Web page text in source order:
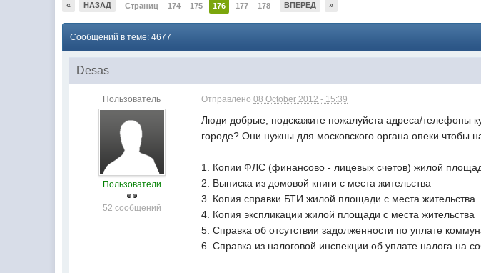
« НАЗАД Страниц 174 175 176 177 178 ВПЕРЕД »
Сообщений в теме: 4677
Desas
Пользователь
Пользователи
52 сообщений
Отправлено08 October 2012 - 15:39
Люди добрые, подскажите пожалуйста адреса/телефоны
городе? Они нужны для московского органа опеки чтобы
1. Копии ФЛC (финансово - лицевых счетов) жилой
2. Выписка из домовой книги с места жительства
3. Копия справки БТИ жилой площади с места жительства
4. Копия экспликации жилой площади с места жительства
5. Справка об отсутствии задолженности по уплате
6. Справка из налоговой инспекции об уплате налога на